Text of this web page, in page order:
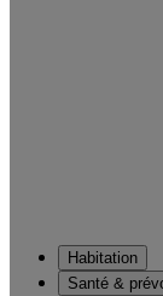
Habitation
Santé &